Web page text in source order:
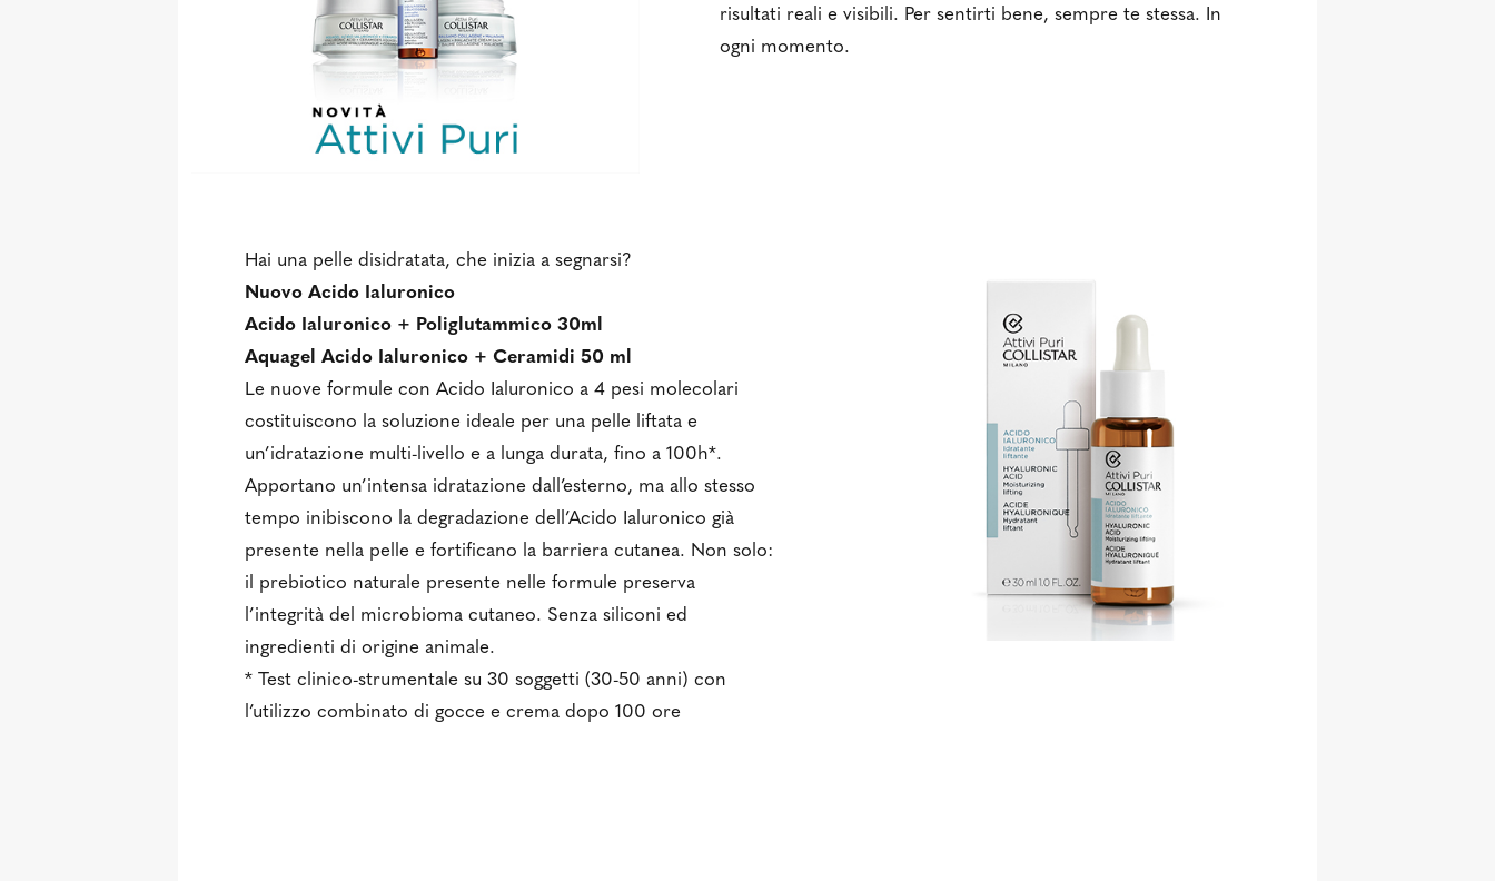
risultati reali e visibili. Per sentirti bene, sempre te stessa. In
ogni momento.
Hai una pelle disidratata, che inizia a segnarsi?
Nuovo Acido Ialuronico
Acido Ialuronico + Poliglutammico 30ml
Aquagel Acido Ialuronico + Ceramidi 50 ml
Le nuove formule con Acido Ialuronico a 4 pesi molecolari
costituiscono la soluzione ideale per una pelle liftata e
un’idratazione multi-livello e a lunga durata, fino a 100h*.
Apportano un’intensa idratazione dall’esterno, ma allo stesso
tempo inibiscono la degradazione dell’Acido Ialuronico già
presente nella pelle e fortificano la barriera cutanea. Non solo:
il prebiotico naturale presente nelle formule preserva
l’integrità del microbioma cutaneo. Senza siliconi ed
ingredienti di origine animale.
* Test clinico-strumentale su 30 soggetti (30-50 anni) con
l’utilizzo combinato di gocce e crema dopo 100 ore